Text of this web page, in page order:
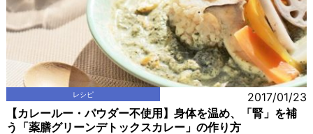
レシピ 2017/01/23
【カレールー・パウダー不使用】身体を温め、「腎」を補
う「薬膳グリーンデトックスカレー」の作り方